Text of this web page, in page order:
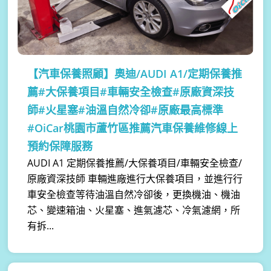
【汽車保養照顧】 奧迪/AUDI A1/定期保養推
薦#大保養項目#車輛安全檢查#原廠資深技
師#火星塞#油溫自然冷卻#原廠最高標準
#OiCar桃園市蘆竹區推薦汽車保養維修線上
預約保障服務
AUDI A1 定期保養推薦/大保養項目/車輛安全檢查/
原廠資深技師 車輛進廠進行大保養項目，並進行行
車安全檢查等待油溫自然冷卻後，更換機油、機油
芯、變速箱油、火星塞、進氣濾芯、冷氣濾網，所
有拆...